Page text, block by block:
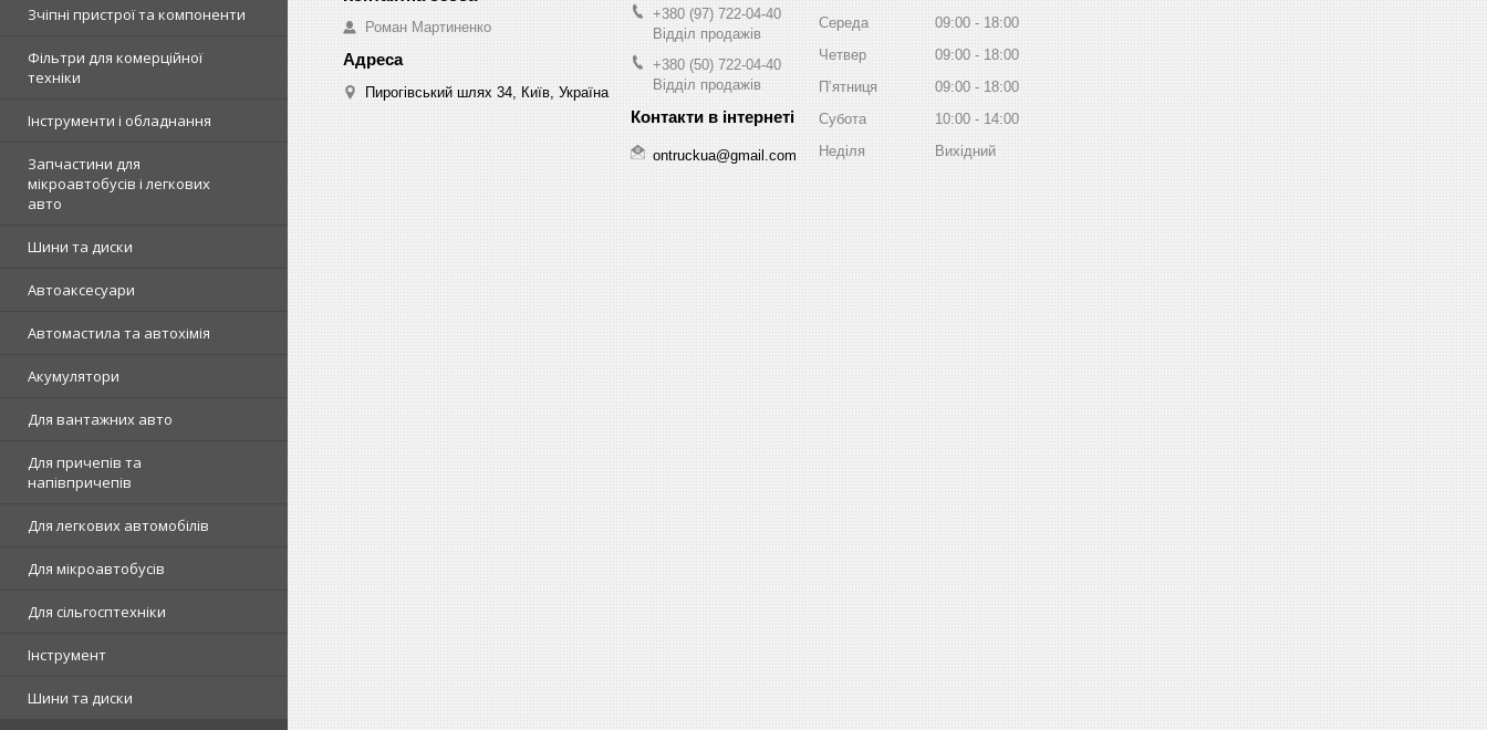
Зчіпні пристрої та компоненти
Фільтри для комерційної
техніки
Інструменти і обладнання
Запчастини для
мікроавтобусів і легкових
авто
Шини та диски
Автоаксесуари
Автомастила та автохімія
Акумулятори
Для вантажних авто
Для причепів та
напівпричепів
Для легкових автомобілів
Для мікроавтобусів
Для сільгосптехніки
Інструмент
Шини та диски
Роман Мартиненко
Пирогівський шлях 34, Київ, Україна
+380 (97) 722-04-40
Відділ продажів
+380 (50) 722-04-40
Відділ продажів
ontruckua@gmail.com
Середа
09:00
18:00
Четвер
09:00
18:00
Пʼятниця
09:00
18:00
Субота
10:00
14:00
Неділя
Вихідний